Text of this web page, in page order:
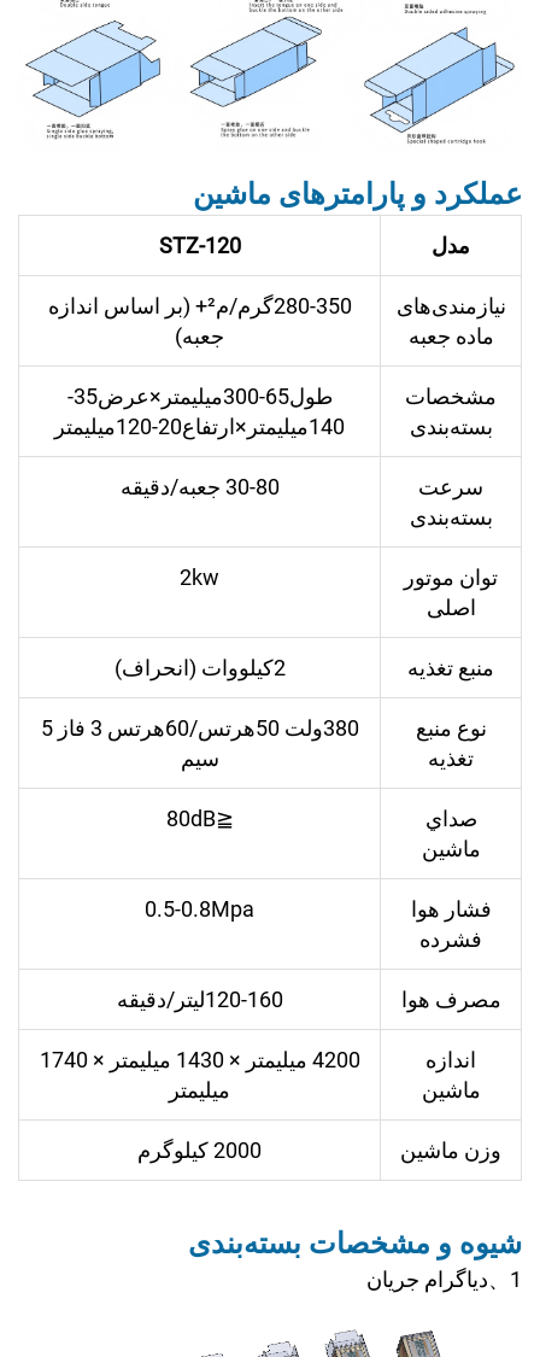
عملکرد و پارامترهای ماشین
مدل STZ-120
نیازمندی‌های
ماده جعبه
280-350گرم/م²+ (بر اساس اندازه
جعبه)
مشخصات
بسته‌بندی
طول65-300میلیمتر×عرض35-
140میلیمتر×ارتفاع20-120میلیمتر
سرعت
بسته‌بندی
30-80 جعبه/دقیقه
توان موتور
اصلی
2kw
منبع تغذیه 2کیلووات (انحراف)
نوع منبع
تغذیه
380ولت 50هرتس/60هرتس 3 فاز 5
سیم
صداي
ماشين
≦80dB
فشار هوا
فشرده
0.5-0.8Mpa
مصرف هوا 120-160لیتر/دقیقه
اندازه
ماشین
4200 میلیمتر × 1430 میلیمتر × 1740
میلیمتر
وزن ماشین 2000 کیلوگرم
شیوه و مشخصات بسته‌بندی
1、دیاگرام جریان